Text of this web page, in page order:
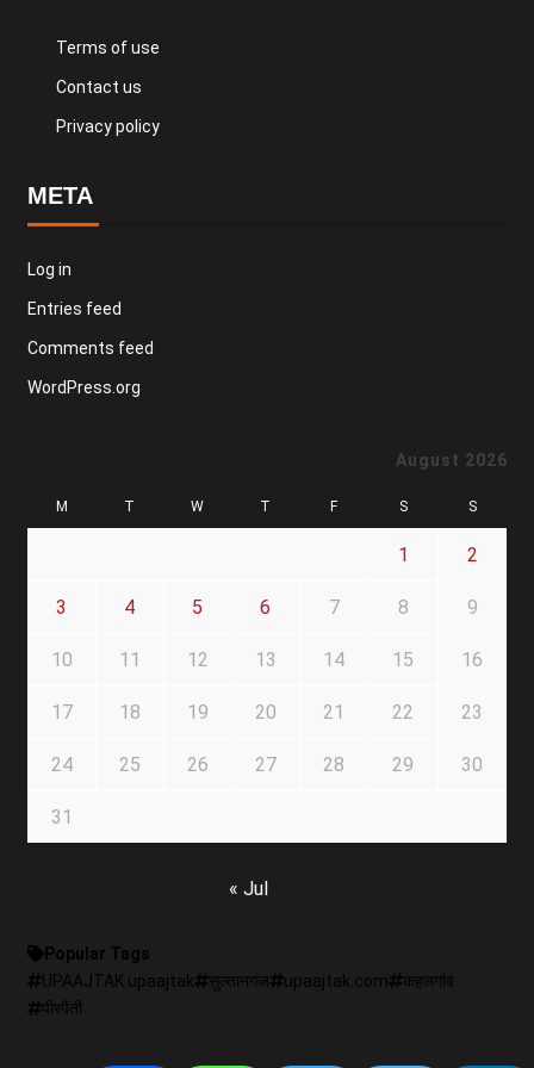
Terms of use
Contact us
Privacy policy
META
Log in
Entries feed
Comments feed
WordPress.org
August 2026
M T W T F S S
1 2
3 4 5 6 7 8 9
10 11 12 13 14 15 16
17 18 19 20 21 22 23
24 25 26 27 28 29 30
31
« Jul
Popular Tags
UPAAJTAK upaajtak
सुल्तानगंज upaajtak.com
कहलगांव
पीरपैंती